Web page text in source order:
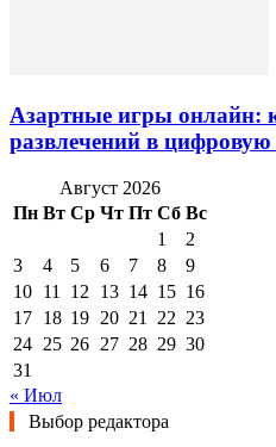
Азартные игры онлайн:
развлечений в цифровую
Август 2026
Пн Вт Ср Чт Пт Сб Вс
1
2
3
4 5 6 7 8
9
10 11 12 13 14 15 16
17 18 19 20 21 22 23
24 25 26 27 28 29 30
31
« Июл
Выбор редактора